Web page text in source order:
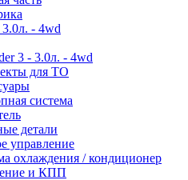
- 4wd
3 - 3.0л. - 4wd
для ТО
система
детали
управление
охлаждения / кондиционер
и КПП